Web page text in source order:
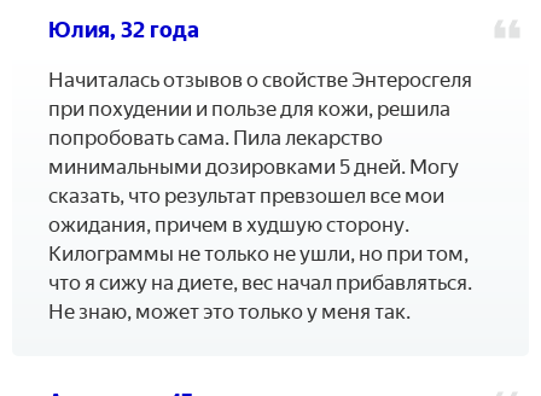
Юлия, 32 года
Начиталась отзывов о свойстве Энтеросгеля
при похудении и пользе для кожи, решила
попробовать сама. Пила лекарство
минимальными дозировками 5 дней. Могу
сказать, что результат превзошел все мои
ожидания, причем в худшую сторону.
Килограммы не только не ушли, но при том,
что я сижу на диете, вес начал прибавляться.
Не знаю, может это только у меня так.